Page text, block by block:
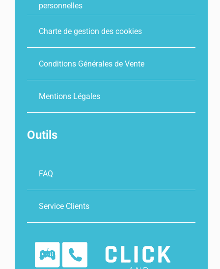
personnelles
Charte de gestion des cookies
Conditions Générales de Vente
Mentions Légales
Outils
FAQ
Service Clients